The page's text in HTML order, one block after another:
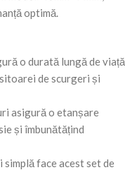
optimă.
o durată lungă de viață
de scurgeri și
asigură o etanșare
și îmbunătățind
face acest set de